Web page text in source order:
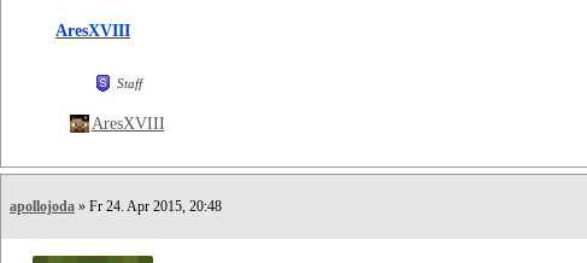
AresXVIII
Staff
AresXVIII
apollojoda » Fr 24. Apr 2015, 20:48